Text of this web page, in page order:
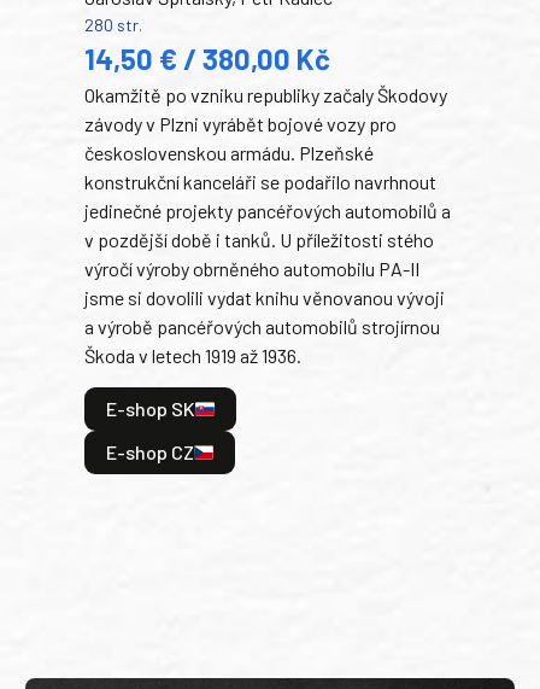
280 str.
14,50 € / 380,00 Kč
Okamžitě po vzniku republiky začaly Škodovy
závody v Plzni vyrábět bojové vozy pro
československou armádu. Plzeňské
konstrukční kanceláři se podařilo navrhnout
jedinečné projekty pancéřových automobilů a
v pozdější době i tanků. U příležitosti stého
výročí výroby obrněného automobilu PA-II
jsme si dovolili vydat knihu věnovanou vývoji
a výrobě pancéřových automobilů strojírnou
Škoda v letech 1919 až 1936.
E-shop SK
E-shop CZ